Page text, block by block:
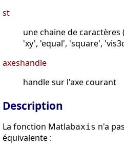
st
une chaine de
'xy', 'equal', 'square',
axeshandle
handle sur l'axe courant
Description
La fonction Matlabaxis n'a
équivalente :